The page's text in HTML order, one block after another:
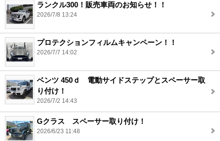
ランクル300！販売車両のお知らせ！！
2026/7/8 13:24
プロテクションフィルムキャンペーン！！
2026/7/7 14:02
ベンツ 450ｄ 電動サイドステップとスペーサー取
り付け！
2026/7/2 14:43
Gクラス スペーサー取り付け！
2026/6/23 11:48